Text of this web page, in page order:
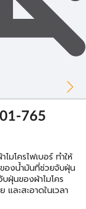
765
มโครไฟเบอร์ ทำให้
องน้ำมันที่ช่วยจับฝุ่น
ฝุ่นของผ้าไมโคร
และสะอาดในเวลา